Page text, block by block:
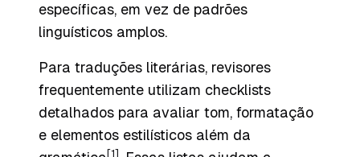
específicas, em vez de padrões
linguísticos amplos.
Para traduções literárias, revisores
frequentemente utilizam checklists
detalhados para avaliar tom, formatação
e elementos estilísticos além da
[1]